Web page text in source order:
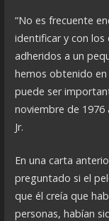
“No es frecuente
identificar y con los
adheridos a un
hemos obtenido en
puede ser
noviembre de 1976
Jr.
En una carta
preguntado si el
que él creía que
personas, habían